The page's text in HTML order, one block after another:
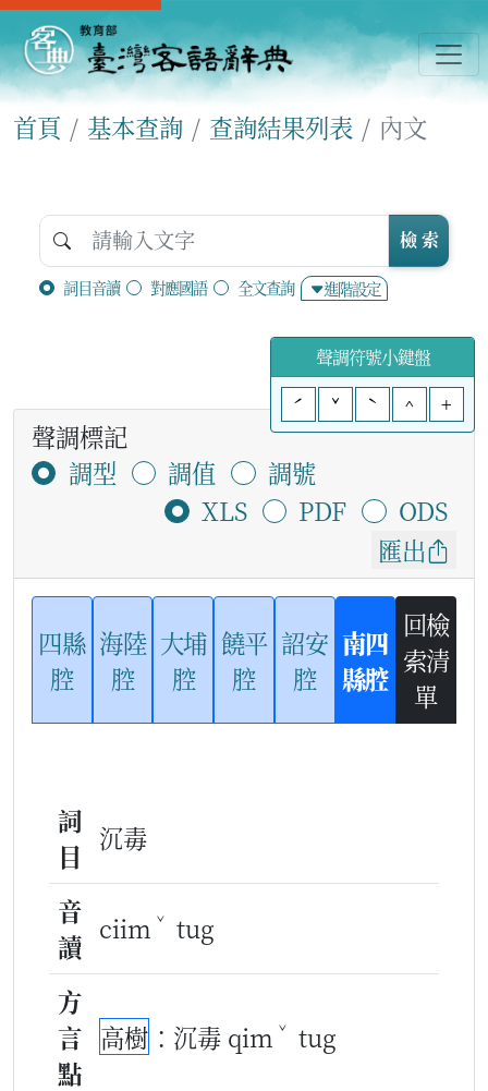
首頁 基本查詢 查詢結果列表 內文
詞目音讀 對應國語 全文查詢 進階設定
檢 索
聲調符號小鍵盤
ˊ
ˇ ˋ ^ +
聲調標記
調型
調值
調號
XLS
PDF
ODS
匯出
四縣
腔
海陸
腔
大埔
腔
饒平
腔
詔安
腔
南四
縣腔
回檢
索清
單
詞
目
沉毒
音
讀
ciim ˇ tug
方
言
點
高樹 ：沉毒 qim ˇ tug